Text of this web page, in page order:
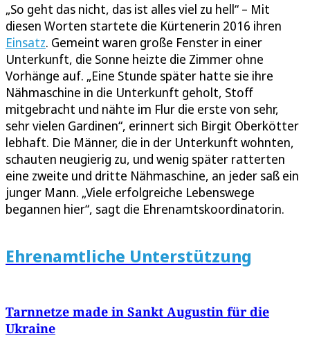
„So geht das nicht, das ist alles viel zu hell“ – Mit
diesen Worten startete die Kürtenerin 2016 ihren
Einsatz. Gemeint waren große Fenster in einer
Unterkunft, die Sonne heizte die Zimmer ohne
Vorhänge auf. „Eine Stunde später hatte sie ihre
Nähmaschine in die Unterkunft geholt, Stoff
mitgebracht und nähte im Flur die erste von sehr,
sehr vielen Gardinen“, erinnert sich Birgit Oberkötter
lebhaft. Die Männer, die in der Unterkunft wohnten,
schauten neugierig zu, und wenig später ratterten
eine zweite und dritte Nähmaschine, an jeder saß ein
junger Mann. „Viele erfolgreiche Lebenswege
begannen hier“, sagt die Ehrenamtskoordinatorin.
Ehrenamtliche Unterstützung
Tarnnetze made in Sankt Augustin für die
Ukraine